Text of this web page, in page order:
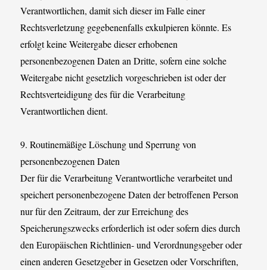
Verantwortlichen, damit sich dieser im Falle einer
Rechtsverletzung gegebenenfalls exkulpieren könnte. Es
erfolgt keine Weitergabe dieser erhobenen
personenbezogenen Daten an Dritte, sofern eine solche
Weitergabe nicht gesetzlich vorgeschrieben ist oder der
Rechtsverteidigung des für die Verarbeitung
Verantwortlichen dient.
9. Routinemäßige Löschung und Sperrung von
personenbezogenen Daten
Der für die Verarbeitung Verantwortliche verarbeitet und
speichert personenbezogene Daten der betroffenen Person
nur für den Zeitraum, der zur Erreichung des
Speicherungszwecks erforderlich ist oder sofern dies durch
den Europäischen Richtlinien- und Verordnungsgeber oder
einen anderen Gesetzgeber in Gesetzen oder Vorschriften,